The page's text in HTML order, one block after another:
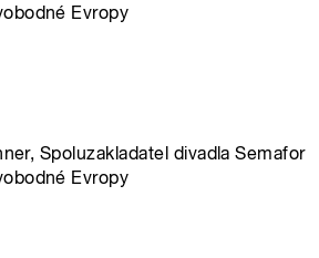
Evropy
Spoluzakladatel divadla Semafor
Evropy